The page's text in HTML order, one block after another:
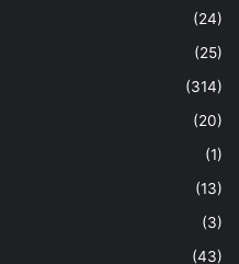
(24)
(25)
(314)
(20)
(1)
(13)
(3)
(43)